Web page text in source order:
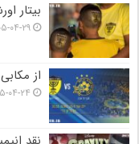
بیتار
۱۴۰۵-
از
۱۴۰۵-